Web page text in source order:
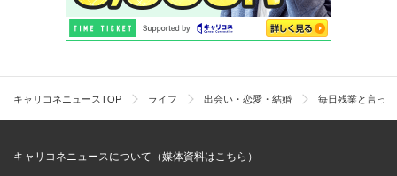
キャリコネニュースTOP ライフ 出会い・恋愛・結婚 毎日残業と言っ
キャリコネニュースについて（媒体資料はこちら）